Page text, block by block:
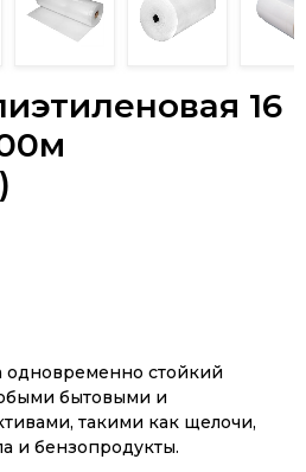
16
одновременно стойкий
бытовыми и
такими как щелочи,
и бензопродукты.